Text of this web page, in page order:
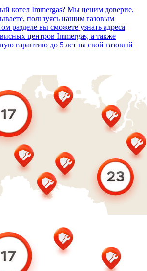
котел Immergas? Мы ценим доверие,
пользуясь нашим газовым
разделе вы сможете узнать адреса
центров Immergas, а также
гарантию до 5 лет на свой газовый